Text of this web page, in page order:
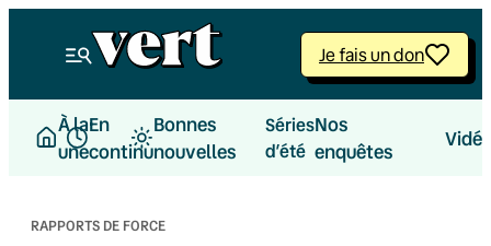
Je fais un don
À la
une
En
continu
Bonnes
nouvelles
Séries
d’été
Nos
enquêtes
RAPPORTS DE FORCE